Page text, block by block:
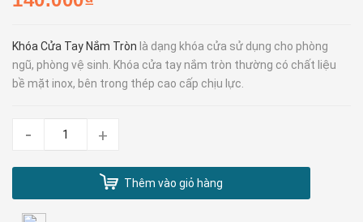
Khóa Cửa Tay Nắm Tròn là dạng khóa cửa sử dụng cho phòng
ngũ, phòng vệ sinh. Khóa cửa tay nắm tròn thường có chất liệu
bề mặt inox, bên trong thép cao cấp chịu lực.
- +
Thêm vào giỏ hàng